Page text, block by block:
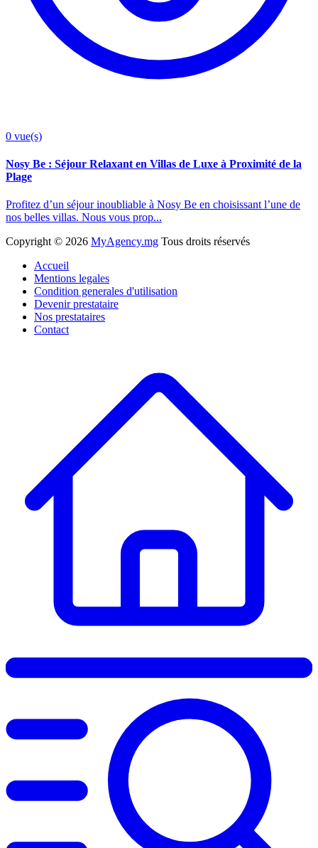
0 vue(s)
Nosy Be : Séjour Relaxant en Villas de Luxe à Proximité de la
Plage
Profitez d’un séjour inoubliable à Nosy Be en choisissant l’une de
nos belles villas. Nous vous prop...
Copyright © 2026 MyAgency.mg Tous droits réservés
Accueil
Mentions legales
Condition generales d'utilisation
Devenir prestataire
Nos prestataires
Contact